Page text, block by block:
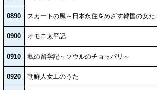
0890 スカートの風～日本永住をめざす韓国の女たち
0900 オモニ太平記
0910 私の留学記～ソウルのチョッパリ～
0920 朝鮮人女工のうた